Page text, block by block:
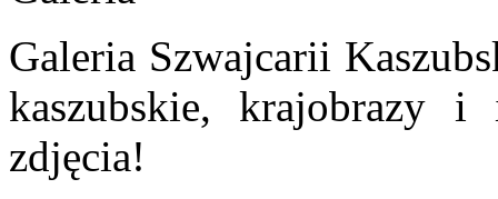
Galeria Szwajcarii
kaszubskie, krajobrazy
zdjęcia!